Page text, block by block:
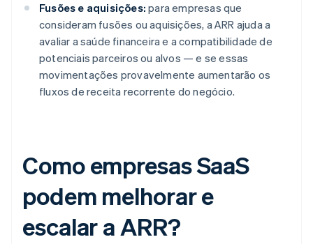
Fusões e aquisições: para empresas que
consideram fusões ou aquisições, a ARR ajuda a
avaliar a saúde financeira e a compatibilidade de
potenciais parceiros ou alvos — e se essas
movimentações provavelmente aumentarão os
fluxos de receita recorrente do negócio.
Como empresas SaaS
podem melhorar e
escalar a ARR?